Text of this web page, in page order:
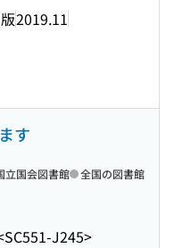
2019.11
す
J245>
立国会図書館 全国の図書館